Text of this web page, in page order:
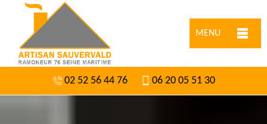
MENU
02 52 56 44 76 06 20 05 51 30